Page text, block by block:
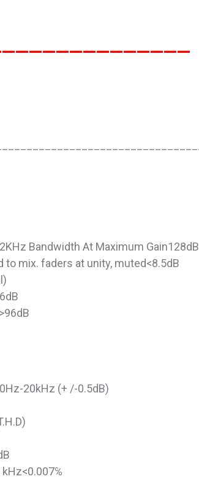
Bandwidth At Maximum Gain128dB
to mix. faders at unity, muted<8.5dB
20kHz (+ /-0.5dB)
kHz<0.007℅